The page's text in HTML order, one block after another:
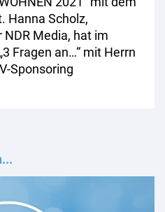
Hanna Scholz,
Media, hat im
Fragen an…“ mit Herrn
Sponsoring